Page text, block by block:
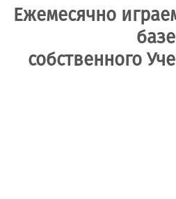
Ежемесячно
базе
собственного